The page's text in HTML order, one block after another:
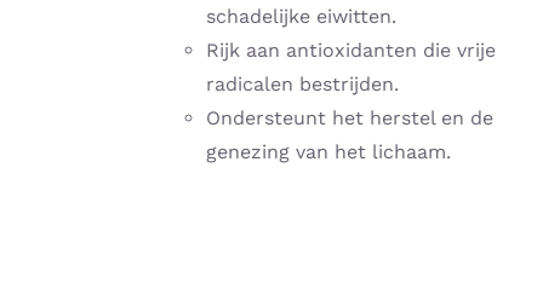
schadelijke eiwitten.
Rijk aan antioxidanten die vrije
radicalen bestrijden.
Ondersteunt het herstel en de
genezing van het lichaam.